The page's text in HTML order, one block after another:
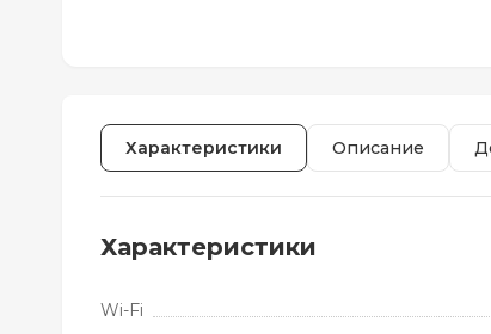
Характеристики Описание
Характеристики
Wi-Fi